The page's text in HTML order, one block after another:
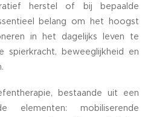
herstel of bij bepaalde
belang om het hoogst
in het dagelijks leven te
beweeglijkheid en
bestaande uit een
elementen: mobiliserende